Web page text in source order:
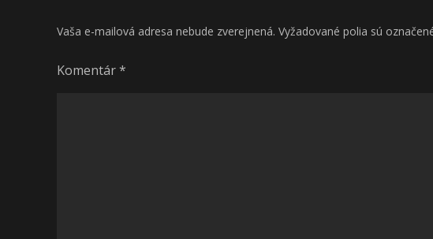
Vaša e-mailová adresa nebude zverejnená. Vyžadované polia sú
Komentár*